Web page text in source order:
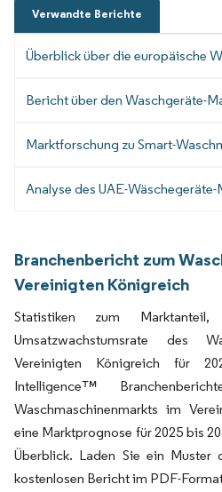
Verwandte Berichte
Überblick über die europäische
Bericht über den Waschgeräte-
Marktforschung zu Smart-
Analyse des UAE-Wäschegeräte-
Branchenbericht zum
Vereinigten Königreich
Statistiken zum
Umsatzwachstumsrate des
Vereinigten Königreich für
Intelligence™
Waschmaschinenmarkts im
eine Marktprognose für 2025 bis
Überblick. Laden Sie ein Muster
kostenlosen Bericht im PDF-